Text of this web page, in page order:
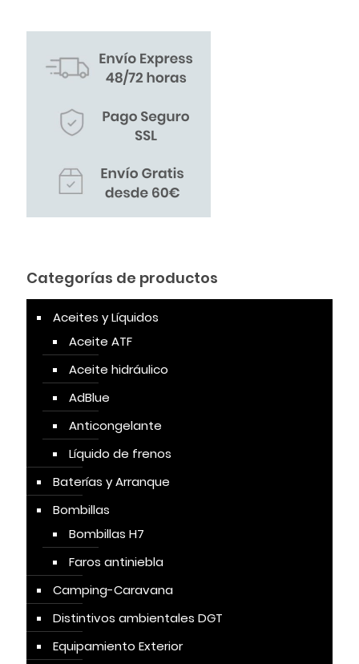
Categorías de productos
Aceites y Líquidos
Aceite ATF
Aceite hidráulico
AdBlue
Anticongelante
Líquido de frenos
Baterías y Arranque
Bombillas
Bombillas H7
Faros antiniebla
Camping-Caravana
Distintivos ambientales DGT
Equipamiento Exterior